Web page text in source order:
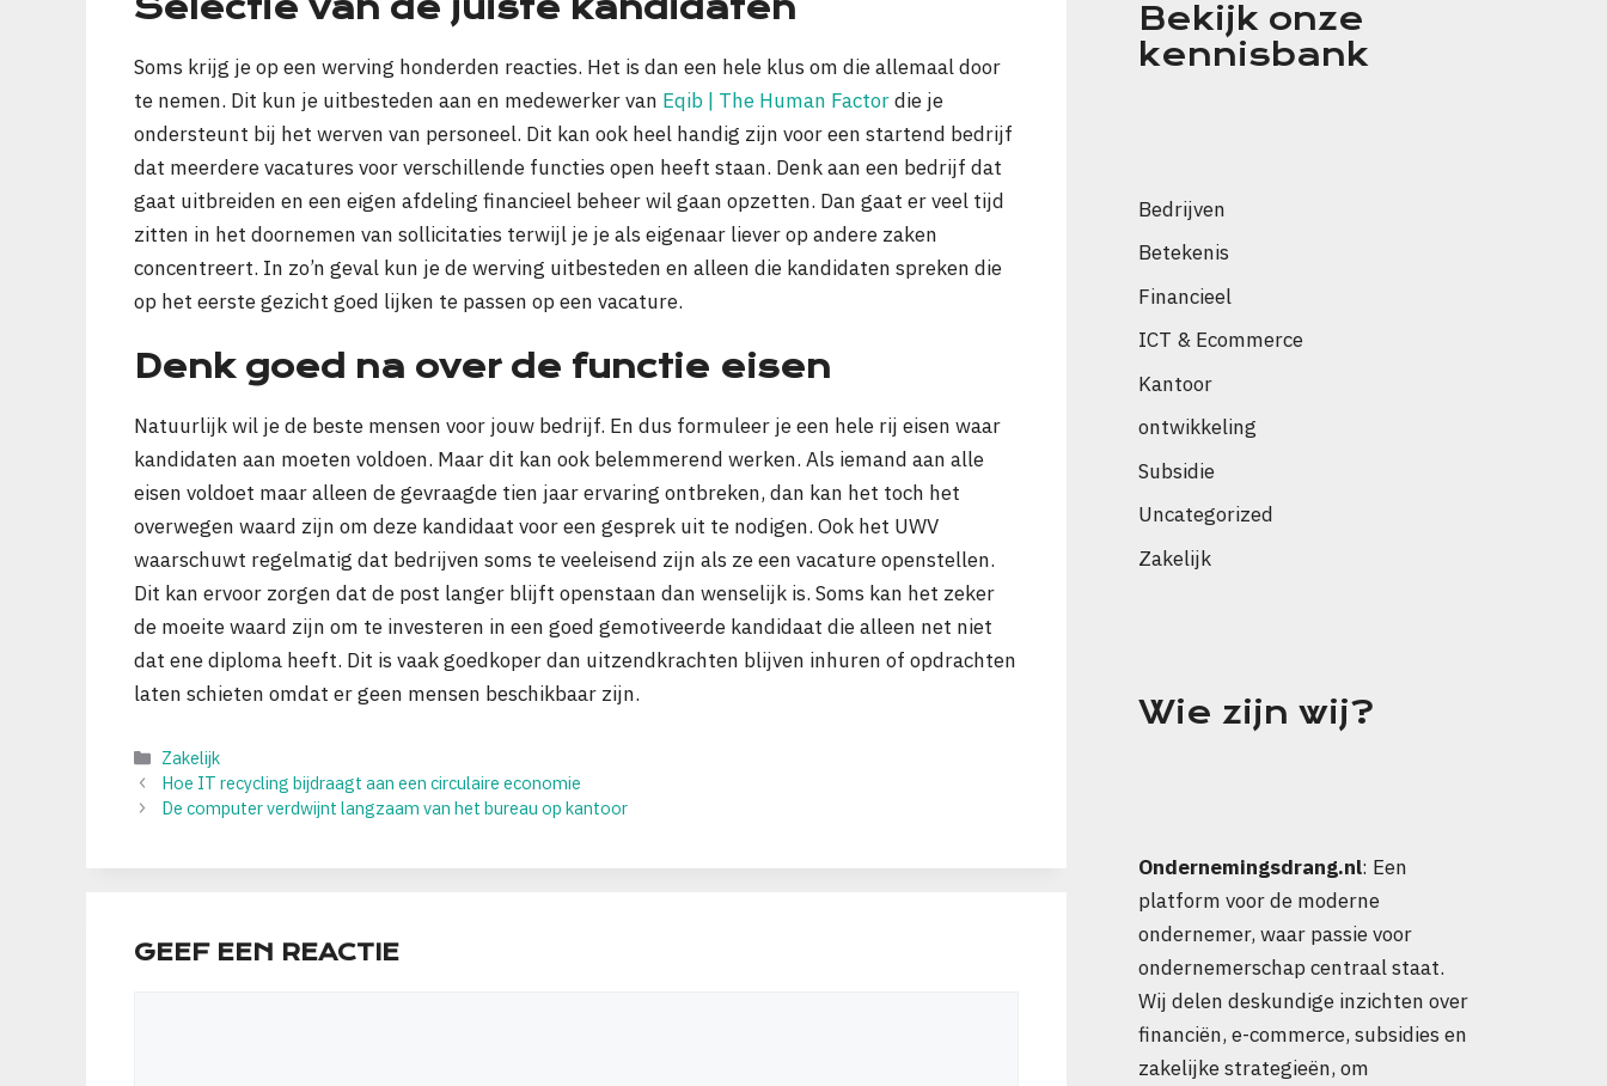
Selectie van de juiste kandidaten
Soms krijg je op een werving honderden reacties. Het is dan een hele klus om die allemaal door
te nemen. Dit kun je uitbesteden aan en medewerker van Eqib | The Human Factordie je
ondersteunt bij het werven van personeel. Dit kan ook heel handig zijn voor een startend bedrijf
dat meerdere vacatures voor verschillende functies open heeft staan. Denk aan een bedrijf dat
gaat uitbreiden en een eigen afdeling financieel beheer wil gaan opzetten. Dan gaat er veel tijd
zitten in het doornemen van sollicitaties terwijl je je als eigenaar liever op andere zaken
concentreert. In zo’n geval kun je de werving uitbesteden en alleen die kandidaten spreken die
op het eerste gezicht goed lijken te passen op een vacature.
Denk goed na over de functie eisen
Natuurlijk wil je de beste mensen voor jouw bedrijf. En dus formuleer je een hele rij eisen waar
kandidaten aan moeten voldoen. Maar dit kan ook belemmerend werken. Als iemand aan alle
eisen voldoet maar alleen de gevraagde tien jaar ervaring ontbreken, dan kan het toch het
overwegen waard zijn om deze kandidaat voor een gesprek uit te nodigen. Ook het UWV
waarschuwt regelmatig dat bedrijven soms te veeleisend zijn als ze een vacature openstellen.
Dit kan ervoor zorgen dat de post langer blijft openstaan dan wenselijk is. Soms kan het zeker
de moeite waard zijn om te investeren in een goed gemotiveerde kandidaat die alleen net niet
dat ene diploma heeft. Dit is vaak goedkoper dan uitzendkrachten blijven inhuren of opdrachten
laten schieten omdat er geen mensen beschikbaar zijn.
Categorieën
Zakelijk
Hoe IT recycling bijdraagt aan een circulaire economie
De computer verdwijnt langzaam van het bureau op kantoor
GEEF EEN REACTIE
Bekijk onze
kennisbank
Bedrijven
Betekenis
Financieel
ICT & Ecommerce
Kantoor
ontwikkeling
Subsidie
Uncategorized
Zakelijk
Wie zijn wij?
Ondernemingsdrang.nl: Een
platform voor de moderne
ondernemer, waar passie voor
ondernemerschap centraal staat.
Wij delen deskundige inzichten over
financiën, e-commerce, subsidies en
zakelijke strategieën, om